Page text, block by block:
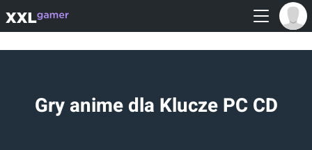
Gry anime dla Klucze PC CD